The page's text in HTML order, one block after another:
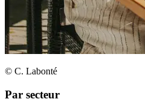
© C. Labonté
Par secteur